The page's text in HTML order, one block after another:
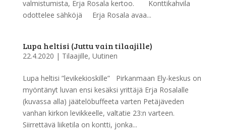
valmistumista, Erja Rosala kertoo. Konttikahvila
odottelee sähköjä Erja Rosala avaa...
Lupa heltisi (Juttu vain tilaajille)
22.4.2020 | Tilaajille, Uutinen
Lupa heltisi ”levikekioskille” Pirkanmaan Ely-keskus on
myöntänyt luvan ensi kesäksi yrittäjä Erja Rosalalle
(kuvassa alla) jäätelöbuffeeta varten Petäjäveden
vanhan kirkon levikkeelle, valtatie 23:n varteen.
Siirrettävä liiketila on kontti, jonka...